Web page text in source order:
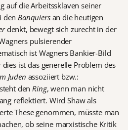
auf die Arbeitssklaven seiner
denBanquiersan die heutigen
denkt, bewegt sich zurecht in der
pulsierender
ist Wagners Bankier-Bild
ist das generelle Problem des
Juden assoziiert bzw.:
denRing, wenn man nicht
reflektiert. Wird Shaw als
These genommen, müsste man
ob seine marxistische Kritik